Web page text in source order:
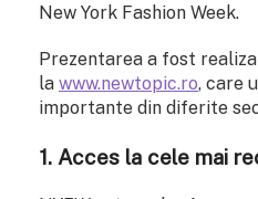
New York Fashion Week.
Prezentarea a fost
la www.newtopic.ro, care
importante din diferite
1. Acces la cele mai